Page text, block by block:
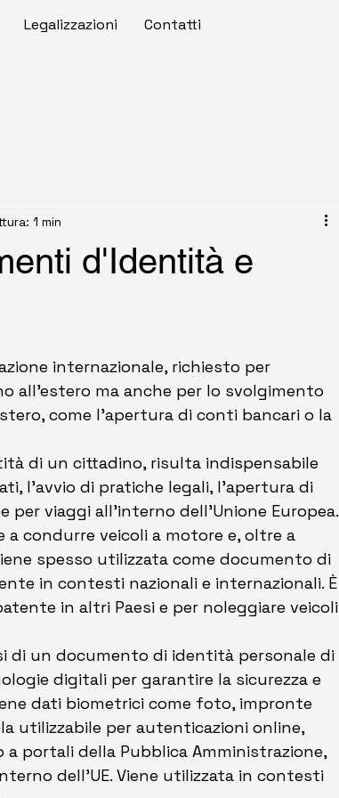
Legalizzazioni Contatti
d'Identità e
1 min
internazionale, richiesto per
all'estero ma anche per lo svolgimento
come l'apertura di conti bancari o la
di un cittadino, risulta indispensabile
l’avvio di pratiche legali, l’apertura di
viaggi all'interno dell'Unione Europea.
a condurre veicoli a motore e, oltre a
spesso utilizzata come documento di
in contesti nazionali e internazionali. È
in altri Paesi e per noleggiare veicoli
di un documento di identità personale di
digitali per garantire la sicurezza e
dati biometrici come foto, impronte
utilizzabile per autenticazioni online,
a portali della Pubblica Amministrazione,
dell’UE. Viene utilizzata in contesti